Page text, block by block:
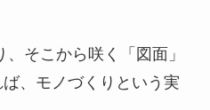
そこから咲く「図面」
、モノづくりという実